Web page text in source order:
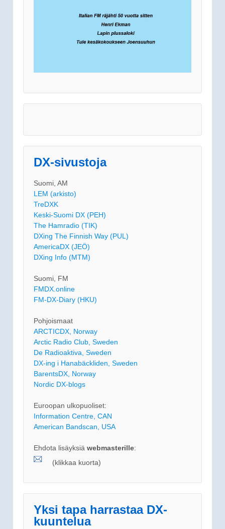
DX-sivustoja
Suomi, AM
LEM (arkisto)
TreDXK
Keski-Suomi DX (PEH)
The Hamradio (TIK)
DXing The Finnish Way (PUL)
AmericaDX (JEÖ)
DXing Info (MTM)
Suomi, FM
FMDX.online
FM-DX-Diary (HKU)
Pohjoismaat
ARCTICDX, Norway
Arctic Radio Club, Sweden
De Radioaktiva, Sweden
DX-ing i Hanabäckliden, Sweden
BarentsDX, Norway
Nordic DX-blogs
Euroopan ulkopuoliset:
Information Centre, CAN
American Bandscan, USA
Ehdota lisäyksiä webmasterille:
(klikkaa kuorta)
Yksi tapa harrastaa DX-
kuuntelua